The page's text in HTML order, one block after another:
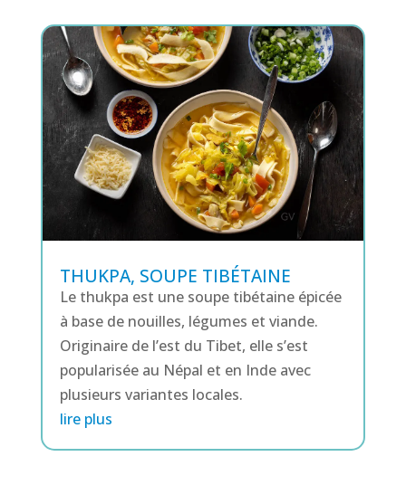
THUKPA, SOUPE TIBÉTAINE
Le thukpa est une soupe tibétaine épicée
à base de nouilles, légumes et viande.
Originaire de l’est du Tibet, elle s’est
popularisée au Népal et en Inde avec
plusieurs variantes locales.
lire plus